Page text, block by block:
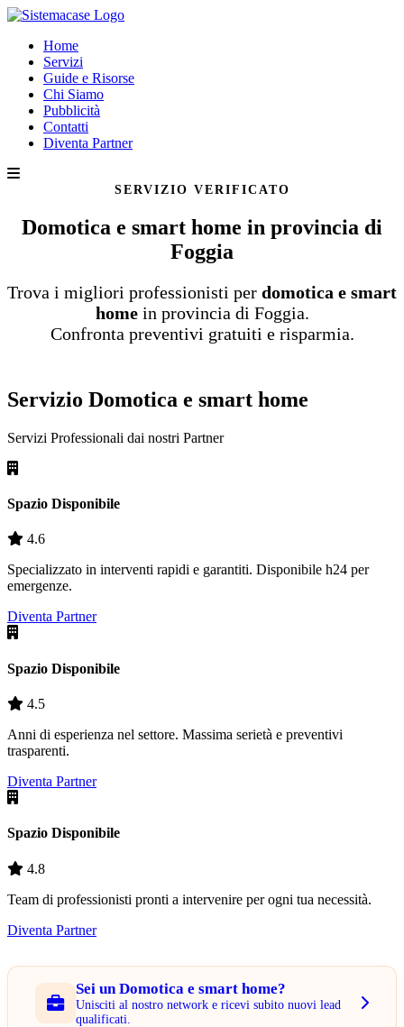
Home
Servizi
Guide e Risorse
Chi Siamo
Pubblicità
Contatti
Diventa Partner
SERVIZIO VERIFICATO
Domotica e smart home in provincia di
Foggia
Trova i migliori professionisti per domotica e smart
home in provincia di Foggia.
Confronta preventivi gratuiti e risparmia.
Servizio Domotica e smart home
Servizi Professionali dai nostri Partner
Spazio Disponibile
4.6
Specializzato in interventi rapidi e garantiti. Disponibile h24 per
emergenze.
Diventa Partner
Spazio Disponibile
4.5
Anni di esperienza nel settore. Massima serietà e preventivi
trasparenti.
Diventa Partner
Spazio Disponibile
4.8
Team di professionisti pronti a intervenire per ogni tua necessità.
Diventa Partner
Sei un Domotica e smart home?
Unisciti al nostro network e ricevi subito nuovi lead
qualificati.